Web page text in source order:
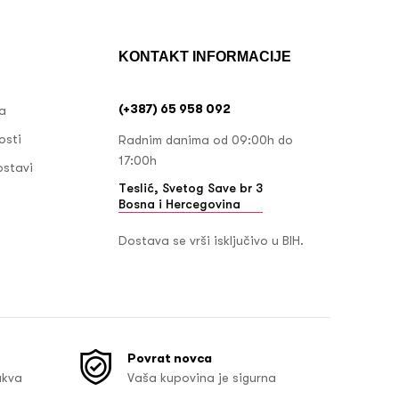
KONTAKT INFORMACIJE
(+387) 65 958 092
Radnim danima od 09:00h do
17:00h
Teslić, Svetog Save br 3
Bosna i Hercegovina
Dostava se vrši isključivo u BIH.
Povrat novca
Vaša kupovina je sigurna